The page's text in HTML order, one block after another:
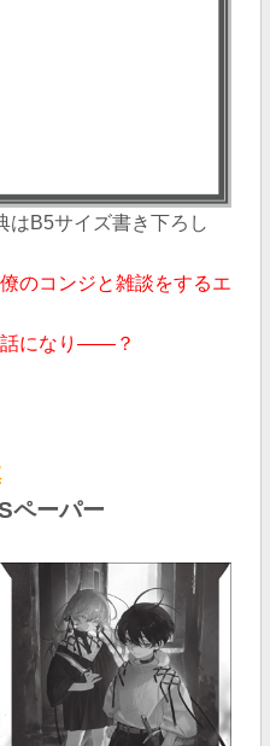
B5サイズ書き下ろし
のコンジと雑談をするエ
になり――？
ペーパー